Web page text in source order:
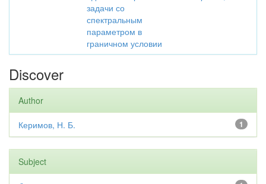
задачи со
спектральным
параметром в
граничном условии
Discover
Author
1
Керимов, Н. Б.
Subject